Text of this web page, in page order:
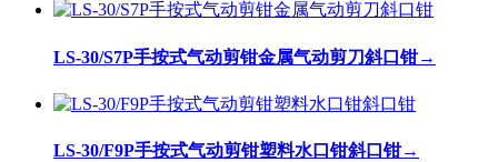
LS-30/S7P手按式气动剪钳金属气动剪刀斜口钳→
LS-30/F9P手按式气动剪钳塑料水口钳斜口钳→